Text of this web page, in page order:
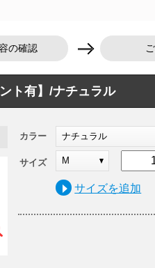
の確認
ト有】/ナチュラル
カラー ナチュラル
M
サイズ
サイズを追加